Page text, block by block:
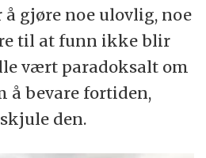
gjøre noe ulovlig, noe
til at funn ikke blir
vært paradoksalt om
å bevare fortiden,
den.